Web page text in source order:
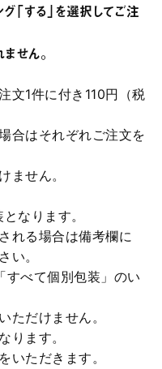
「する」を選択してご注
せん。
文1件に付き110円（税
合はそれぞれご注文を
ません。
なります。
れる場合は備考欄に
い。
すべて個別包装」のい
ただけません。
ります。
いただきます。